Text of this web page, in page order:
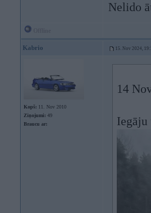
Nelido
Kabrio 15. Nov 2024,
Kopš: 11. Nov 2010
Ziņojumi: 49
Braucu ar:
14
Iegāju